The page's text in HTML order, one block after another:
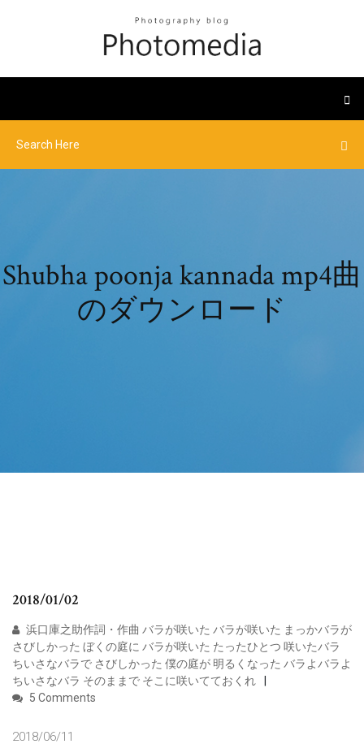
Shubha poonja kannada mp4曲
のダウンロード
2018/01/02
浜口庫之助作詞・作曲 バラが咲いた バラが咲いた まっかバラが
さびしかった ぼくの庭に バラが咲いた たったひとつ 咲いたバラ
ちいさなバラで さびしかった 僕の庭が 明るくなった バラよバラよ
ちいさなバラ そのままで そこに咲いてておくれ
5 Comments
2018/06/11